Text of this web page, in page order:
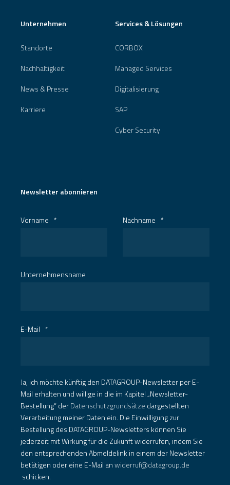
Unternehmen
Standorte
Nachhaltigkeit
News & Presse
Karriere
Services & Lösungen
CORBOX
Managed Services
Digitalisierung
SAP
Cyber Security
Newsletter abonnieren
Vorname * Nachname *
Unternehmensname
E-Mail *
Ja, ich möchte künftig den DATAGROUP-Newsletter per E-
Mail erhalten und willige in die im Kapitel „Newsletter-
Bestellung“ derDatenschutzgrundsätze dargestellten
Verarbeitung meiner Daten ein. Die Einwilligung zur
Bestellung des DATAGROUP-Newsletters können Sie
jederzeit mit Wirkung für die Zukunft widerrufen, indem Sie
den entsprechenden Abmeldelink in einem der Newsletter
betätigen oder eine E-Mail anwiderruf@datagroup.de
schicken.